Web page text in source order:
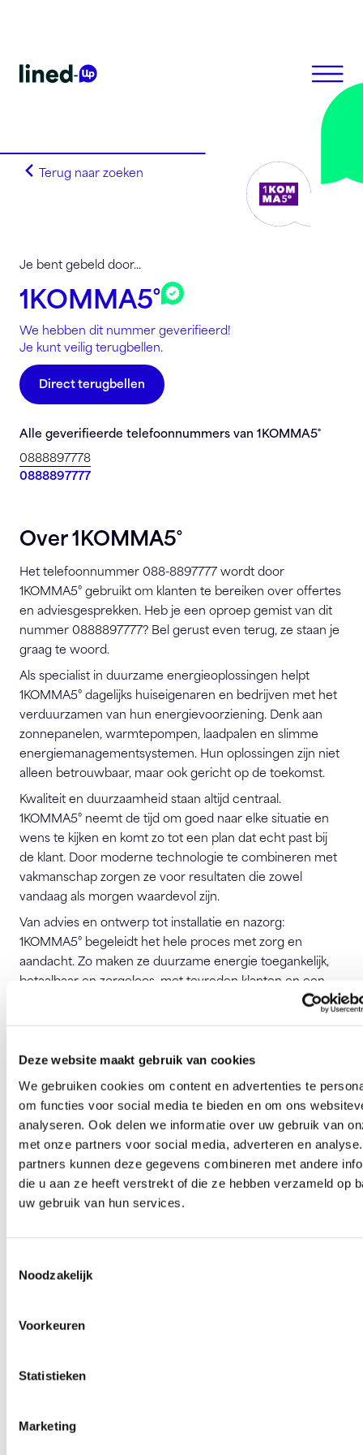
Deze website maakt gebruik van cookies
We gebruiken cookies om content en advertenties te
om functies voor social media te bieden en om ons
analyseren. Ook delen we informatie over uw gebruik van
met onze partners voor social media, adverteren en
partners kunnen deze gegevens combineren met andere
die u aan ze heeft verstrekt of die ze hebben verzameld op
uw gebruik van hun services.
Noodzakelijk
Voorkeuren
Statistieken
Marketing
Terug naar zoeken
Je bent gebeld door...
1KOMMA5˚
We hebben dit nummer geverifieerd!
Je kunt veilig terugbellen.
Direct terugbellen
Alle geverifieerde telefoonnummers van 1KOMMA5˚
0888897778
0888897777
Over 1KOMMA5˚
Het telefoonnummer 088-8897777 wordt door
1KOMMA5° gebruikt om klanten te bereiken over offertes
en adviesgesprekken. Heb je een oproep gemist van dit
nummer 0888897777? Bel gerust even terug, ze staan je
graag te woord.
Als specialist in duurzame energieoplossingen helpt
1KOMMA5° dagelijks huiseigenaren en bedrijven met het
verduurzamen van hun energievoorziening. Denk aan
zonnepanelen, warmtepompen, laadpalen en slimme
energiemanagementsystemen. Hun oplossingen zijn niet
alleen betrouwbaar, maar ook gericht op de toekomst.
Kwaliteit en duurzaamheid staan altijd centraal.
1KOMMA5° neemt de tijd om goed naar elke situatie en
wens te kijken en komt zo tot een plan dat echt past bij
de klant. Door moderne technologie te combineren met
vakmanschap zorgen ze voor resultaten die zowel
vandaag als morgen waardevol zijn.
Van advies en ontwerp tot installatie en nazorg:
1KOMMA5° begeleidt het hele proces met zorg en
aandacht. Zo maken ze duurzame energie toegankelijk,
betaalbaar en zorgeloos, met tevreden klanten en een
1KOMMA5˚
Hanzeweg 5
7418 AW Deventer
info@1komma5.nl
Ben je zo geholpen?
Homepagina
Lined-Up Business
Tarieven
Stel je vragen
Registreren